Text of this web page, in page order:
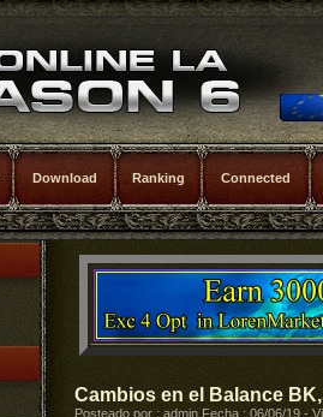
Download Ranking Connected
Cambios en el Balance
Posteado por : admin Fecha : 06/06/19 -